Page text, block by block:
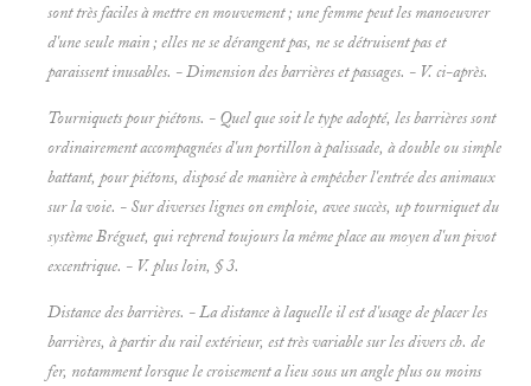
sont très faciles à mettre en mouvement ; une femme peut les manoeuvrer
d'une seule main ; elles ne se dérangent pas, ne se détruisent pas et
paraissent inusables. -Dimension des barrières et passages. - V. ci-après.
Tourniquets pour piétons. - Quel que soit le type adopté, les barrières sont
ordinairement accompagnées d'un portillon à palissade, à double ou simple
battant, pour piétons, disposé de manière à empêcher l'entrée des animaux
sur la voie. - Sur diverses lignes on emploie, avee succès, up tourniquet du
système Bréguet, qui reprend toujours la même place au moyen d'un pivot
excentrique. - V. plus loin, § 3.
Distance des barrières. - La distance à laquelle il est d'usage de placer les
barrières, à partir du rail extérieur, est très variable sur les divers ch. de
fer, notamment lorsque le croisement a lieu sous un angle plus ou moins